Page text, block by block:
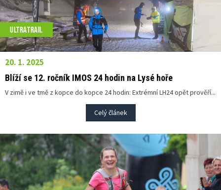
ULTRATRAIL
20. 1. 2025
Blíží se 12. ročník IMOS 24 hodin na Lysé hoře
V zimě i ve tmě z kopce do kopce 24 hodin: Extrémní LH24 opět prověří...
Celý článek